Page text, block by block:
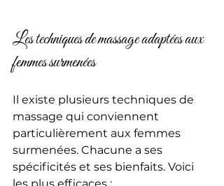
Les techniques de massage adaptées aux
femmes surmenées
Il existe plusieurs techniques de
massage qui conviennent
particulièrement aux femmes
surmenées. Chacune a ses
spécificités et ses bienfaits. Voici